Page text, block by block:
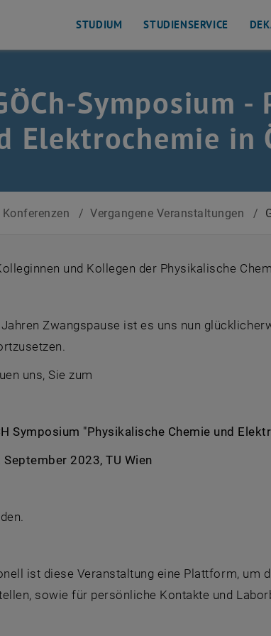
STUDIUM STUDIENSERVICE
Symposium
Elektrochemie in
Konferenzen / Vergangene Veranstaltungen /
und Kollegen der Physikalische
Zwangspause ist es uns nun
uns, Sie zum
Symposium "Physikalische Chemie und
September 2023, TU Wien
ist diese Veranstaltung eine Plattform, um
sowie für persönliche Kontakte und